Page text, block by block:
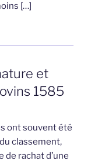
[…]
et
1585
ont souvent été
classement,
de rachat d’une